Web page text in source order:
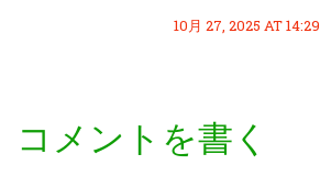
10月 27, 2025 AT 14:29
コメントを書く